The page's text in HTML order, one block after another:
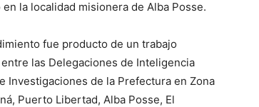
en la localidad misionera de Alba Posse.
fue producto de un trabajo
las Delegaciones de Inteligencia
Investigaciones de la Prefectura en Zona
Puerto Libertad, Alba Posse, El